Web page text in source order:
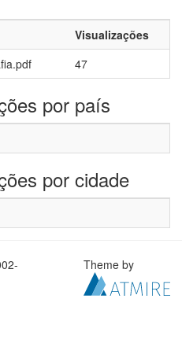
Visualizações
47
por país
por cidade
Theme by